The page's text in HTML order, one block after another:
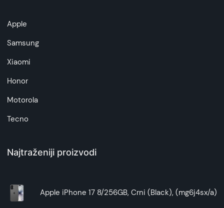
Apple
Samsung
Xiaomi
Honor
Motorola
Tecno
Najtraženiji proizvodi
Apple iPhone 17 8/256GB, Crni (Black), (mg6j4sx/a)